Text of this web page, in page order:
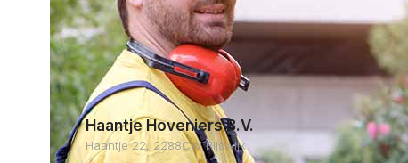
Haantje Hoveniers B.V.
Haantje 22, 2288CW Rijswijk